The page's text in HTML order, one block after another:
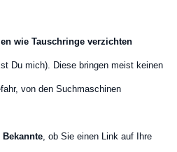
wie Tauschringe verzichten
Du mich). Diese bringen meist keinen
von den Suchmaschinen
, ob Sie einen Link auf Ihre